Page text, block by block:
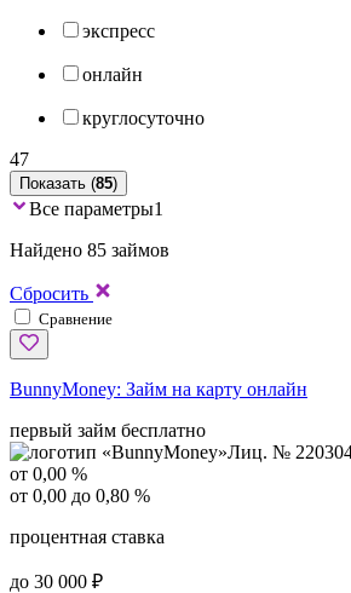
экспресс
онлайн
круглосуточно
47
Показать (85)
Все параметры1
Найдено 85 займов
Сбросить
Сравнение
BunnyMoney: Займ на карту онлайн
первый займ бесплатно
Лиц. №
от 0,00 %
от 0,00 до 0,80 %
процентная ставка
до 30 000 ₽